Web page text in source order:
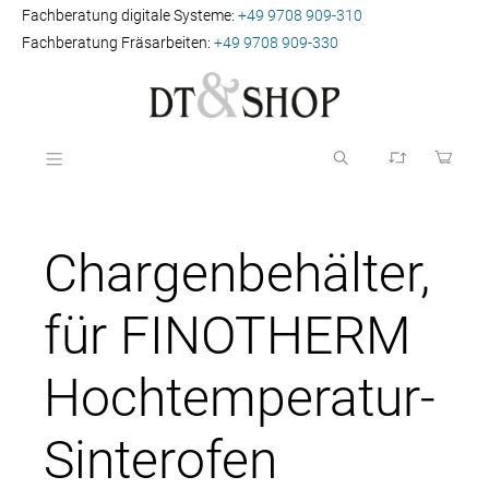
Fachberatung digitale Systeme: +49 9708 909-310
Fachberatung Fräsarbeiten: +49 9708 909-330
Chargenbehälter,
für FINOTHERM
Hochtemperatur-
Sinterofen